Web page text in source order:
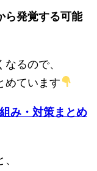
ら発覚する可能
るので、
めています
み・対策まとめ